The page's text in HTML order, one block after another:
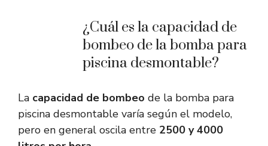
¿Cuál es la capacidad de
bombeo de la bomba para
piscina desmontable?
La capacidad de bombeo de la bomba para
piscina desmontable varía según el modelo,
pero en general oscila entre 2500 y 4000